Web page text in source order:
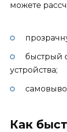
можете
быстрый
устройства;
Как